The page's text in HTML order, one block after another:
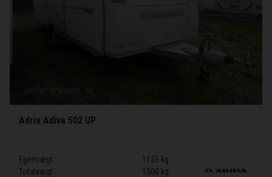
Adria Adiva 502 UP
Egenvægt
1125 kg
Totalvægt
1500 kg